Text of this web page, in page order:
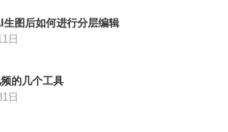
生图后如何进行分层编辑
日
的几个工具
日